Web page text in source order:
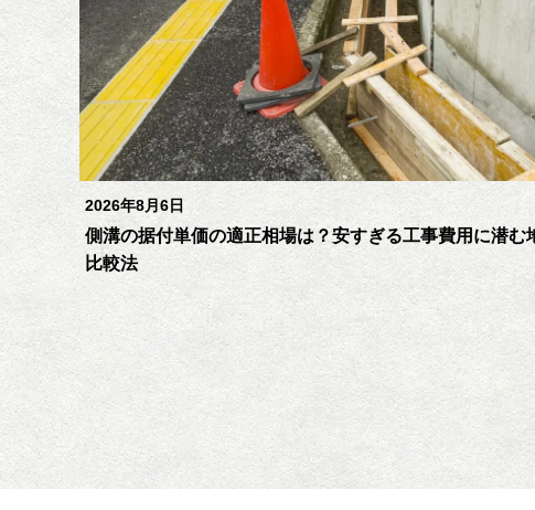
2026年8月6日
側溝の据付単価の適正相場は？安すぎる工事費用に潜む
比較法